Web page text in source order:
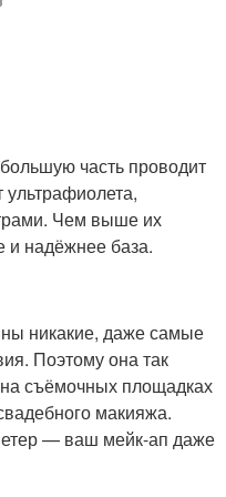
часть проводит
ультрафиолета,
Чем выше их
и надёжнее база.
никакие, даже самые
Поэтому она так
съёмочных площадках
макияжа.
— ваш мейк-ап даже